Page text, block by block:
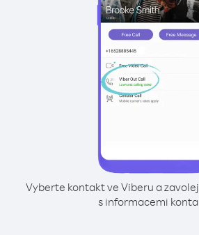
Vyberte kontakt ve Viberu a
s informacemi